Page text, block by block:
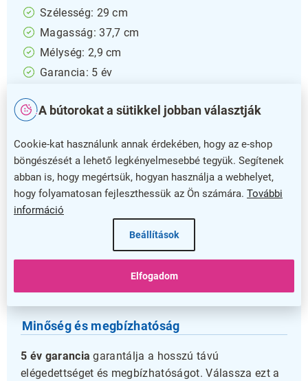
A bútorokat a sütikkel jobban választják
Cookie-kat használunk annak érdekében, hogy az e-shop
böngészését a lehető legkényelmesebbé tegyük. Segítenek
abban is, hogy megértsük, hogyan használja a webhelyet,
hogy folyamatosan fejleszthessük az Ön számára. További
információ
Beállítások
Elfogadom
Szélesség: 29 cm
Magasság: 37,7 cm
Mélység: 2,9 cm
Garancia: 5 év
Ez az A4-es plexilap díszcsavarokkal tökéletes
választás, ha átlátszó, modern megjelenésű
bemutatásához vagy védelméhez. A plexilap kiváló
minőségű műanyagból készült, így tartós és
könnyen tisztítható.
A díszcsavarok eleganciát és stabilitást
biztosítanak, miközben egyszerűvé teszik a lap
rögzítését és cseréjét. A termék ideális irodákba,
fontos a látványos és rendezett megjelenítés.
Minőség és megbízhatóság
5 év garancia garantálja a hosszú távú
elégedettséget és megbízhatóságot. Válassza ezt a